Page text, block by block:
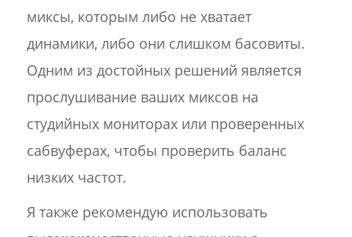
миксы, которым либо не хватает
динамики, либо они слишком басовиты.
Одним из достойных решений является
прослушивание ваших миксов на
студийных мониторах или проверенных
сабвуферах, чтобы проверить баланс
низких частот.
Я также рекомендую использовать